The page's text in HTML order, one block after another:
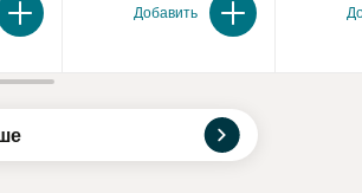
Добавить